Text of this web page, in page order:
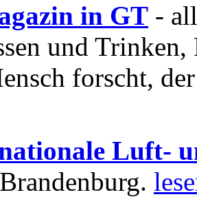
in GT -
und
forscht,
Luft-